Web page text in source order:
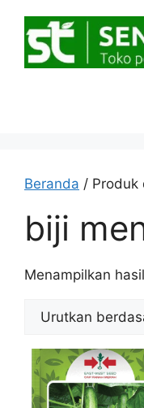
Beranda / Produk
biji
Menampilkan